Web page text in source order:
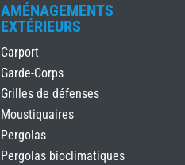
AMÉNAGEMENTS
EXTÉRIEURS
Carport
Garde-Corps
Grilles de défenses
Moustiquaires
Pergolas
Pergolas bioclimatiques